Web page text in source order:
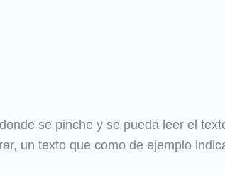
se pinche y se pueda leer el
un texto que como de ejemplo